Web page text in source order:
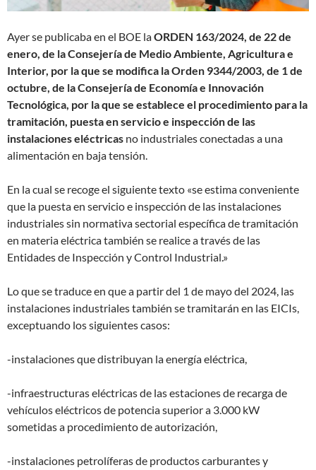
Ayer se publicaba en el BOE laORDEN 163/2024, de 22 de
enero, de la Consejería de Medio Ambiente, Agricultura e
Interior, por la que se modifica la Orden 9344/2003, de 1 de
octubre, de la Consejería de Economía e Innovación
Tecnológica, por la que se establece el procedimiento para la
tramitación, puesta en servicio e inspección de las
instalaciones eléctricas no industriales conectadas a una
alimentación en baja tensión.
En la cual se recoge el siguiente texto «se estima conveniente
que la puesta en servicio e inspección de las instalaciones
industriales sin normativa sectorial específica de tramitación
en materia eléctrica también se realice a través de las
Entidades de Inspección y Control Industrial.»
Lo que se traduce en que a partir del 1 de mayo del 2024, las
instalaciones industriales también se tramitarán en las EICIs,
exceptuando los siguientes casos:
-instalaciones que distribuyan la energía eléctrica,
-infraestructuras eléctricas de las estaciones de recarga de
vehículos eléctricos de potencia superior a 3.000 kW
sometidas a procedimiento de autorización,
-instalaciones petrolíferas de productos carburantes y